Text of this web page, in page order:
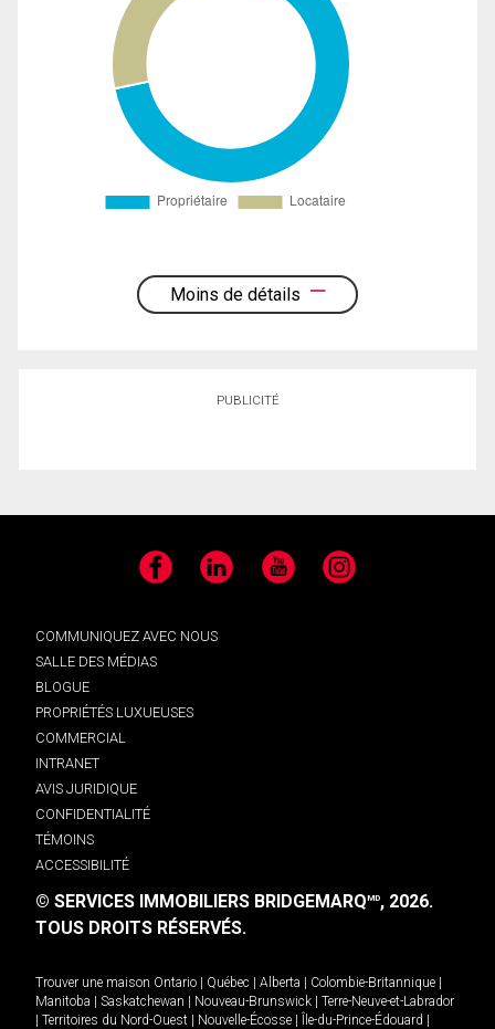
Moins de détails
PUBLICITÉ
Facebook LinkedIn YouTube Instagram
COMMUNIQUEZ AVEC NOUS
SALLE DES MÉDIAS
BLOGUE
PROPRIÉTÉS LUXUEUSES
COMMERCIAL
INTRANET
AVIS JURIDIQUE
CONFIDENTIALITÉ
TÉMOINS
ACCESSIBILITÉ
© SERVICES IMMOBILIERS BRIDGEMARQMD, 2026.
TOUS DROITS RÉSERVÉS.
Trouver une maison Ontario Québec Alberta Colombie-Britannique
Manitoba
Saskatchewan Nouveau-Brunswick
Terre-Neuve-et-Labrador
Territoires du Nord-Ouest Nouvelle-Écosse Île-du-Prince-Édouard